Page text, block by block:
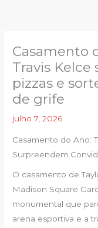
Casamento
Travis Kelce
pizzas e
de grife
julho 7, 2026
Casamento do Ano:
Surpreendem
O casamento de
Madison Square
monumental que
arena esportiva e a